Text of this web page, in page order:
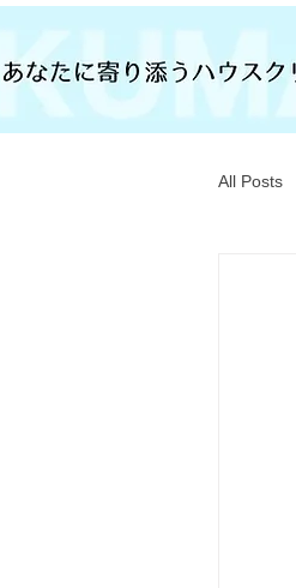
All Posts